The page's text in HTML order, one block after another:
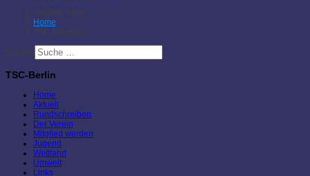
Aktuelle Seite:
Home
TSC-Kalender
Suchen
TSC-Berlin
Home
Aktuell
Rundschreiben
Der Verein
Mitglied werden
Jugend
Wettfahrt
Umwelt
Links